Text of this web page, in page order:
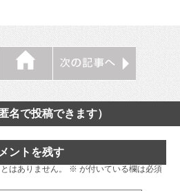
名で投稿できます）
ントを残す
はありません。 ※ が付いている欄は必須